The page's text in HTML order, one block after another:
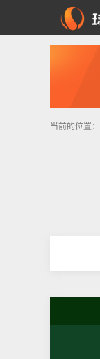
当前的位置：